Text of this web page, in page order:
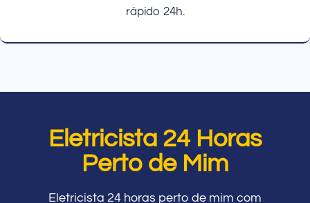
rápido 24h.
Eletricista 24 Horas
Perto de Mim
Eletricista 24 horas perto de mim com